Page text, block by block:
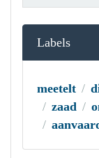
Labels
meetelt
zaad